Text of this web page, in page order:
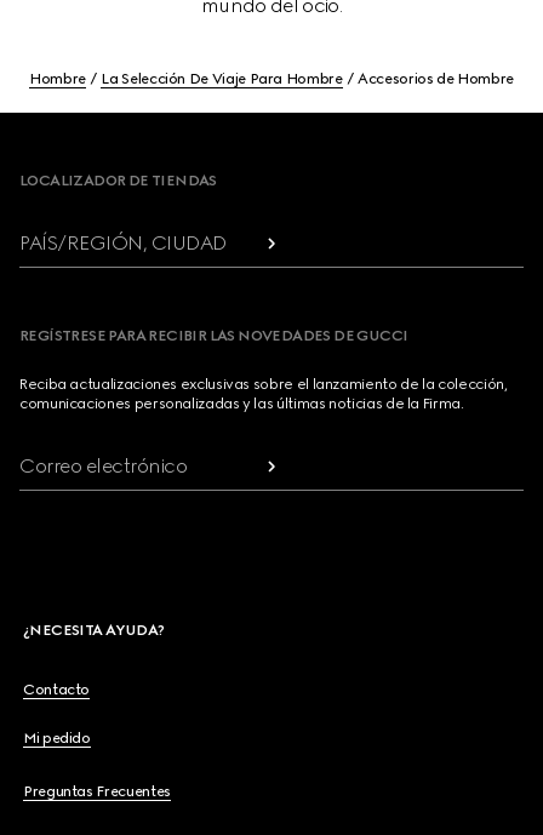
mundo del ocio.
Hombre La Selección De Viaje Para Hombre Accesorios de Hombre
LOCALIZADOR DE TIENDAS
PAÍS/REGIÓN, CIUDAD
REGÍSTRESE PARA RECIBIR LAS NOVEDADES DE GUCCI
Reciba actualizaciones exclusivas sobre el lanzamiento de la colección,
comunicaciones personalizadas y las últimas noticias de la Firma.
Correo electrónico
¿NECESITA AYUDA?
Contacto
Mi pedido
Preguntas Frecuentes